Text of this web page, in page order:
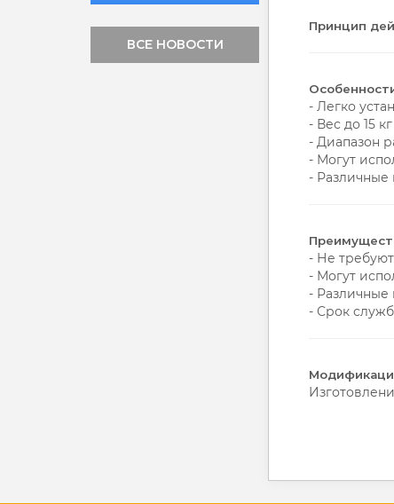
ВСЕ НОВОСТИ
Принцип
- Легко
- Вес до 15 кг
- Диапазон
- Могут
- Различные
- Не
- Могут
- Различные
- Срок